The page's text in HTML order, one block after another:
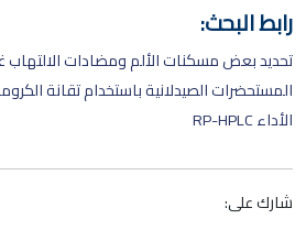
رابط البحث:
تحديد بعض مسكنات الألم ومضادات الالتهاب
المستحضرات الصيدلانية باستخدام تقانة
الأداء RP-HPLC
شارك على: